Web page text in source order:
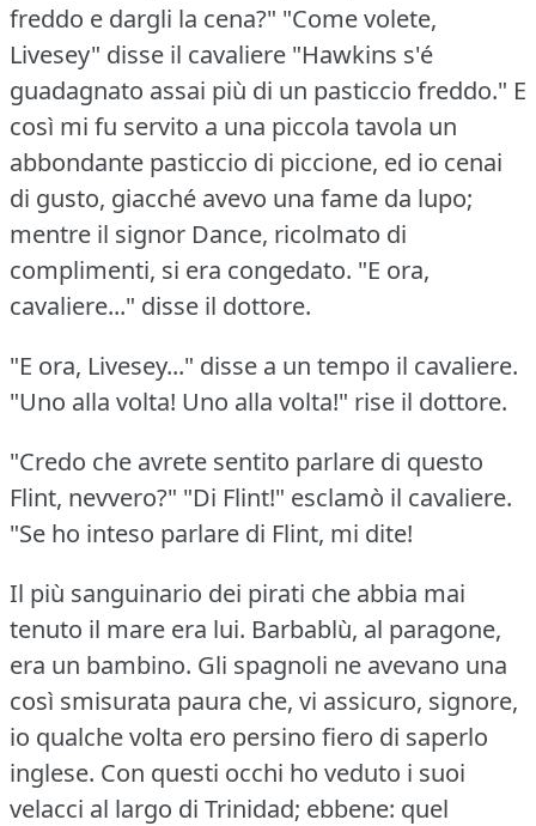
freddo e dargli la cena?" "Come volete,
Livesey" disse il cavaliere "Hawkins s'é
guadagnato assai più di un pasticcio freddo." E
così mi fu servito a una piccola tavola un
abbondante pasticcio di piccione, ed io cenai
di gusto, giacché avevo una fame da lupo;
mentre il signor Dance, ricolmato di
complimenti, si era congedato. "E ora,
cavaliere..." disse il dottore.
"E ora, Livesey..." disse a un tempo il cavaliere.
"Uno alla volta! Uno alla volta!" rise il dottore.
"Credo che avrete sentito parlare di questo
Flint, nevvero?" "Di Flint!" esclamò il cavaliere.
"Se ho inteso parlare di Flint, mi dite!
Il più sanguinario dei pirati che abbia mai
tenuto il mare era lui. Barbablù, al paragone,
era un bambino. Gli spagnoli ne avevano una
così smisurata paura che, vi assicuro, signore,
io qualche volta ero persino fiero di saperlo
inglese. Con questi occhi ho veduto i suoi
velacci al largo di Trinidad; ebbene: quel